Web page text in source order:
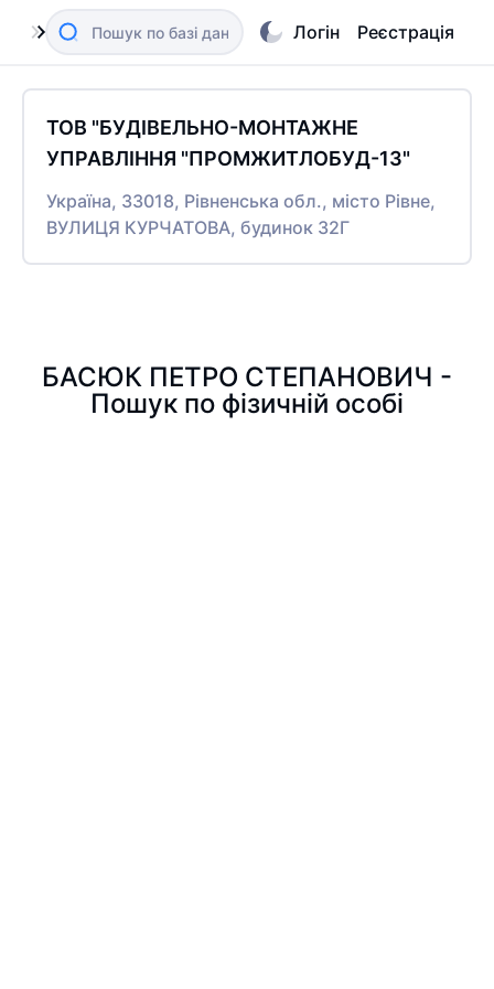
Логін Реєстрація
ТОВ "БУДІВЕЛЬНО-МОНТАЖНЕ
УПРАВЛІННЯ "ПРОМЖИТЛОБУД-13"
Україна, 33018, Рівненська обл., місто Рівне,
ВУЛИЦЯ КУРЧАТОВА, будинок 32Г
БАСЮК ПЕТРО СТЕПАНОВИЧ -
Пошук по фізичній особі